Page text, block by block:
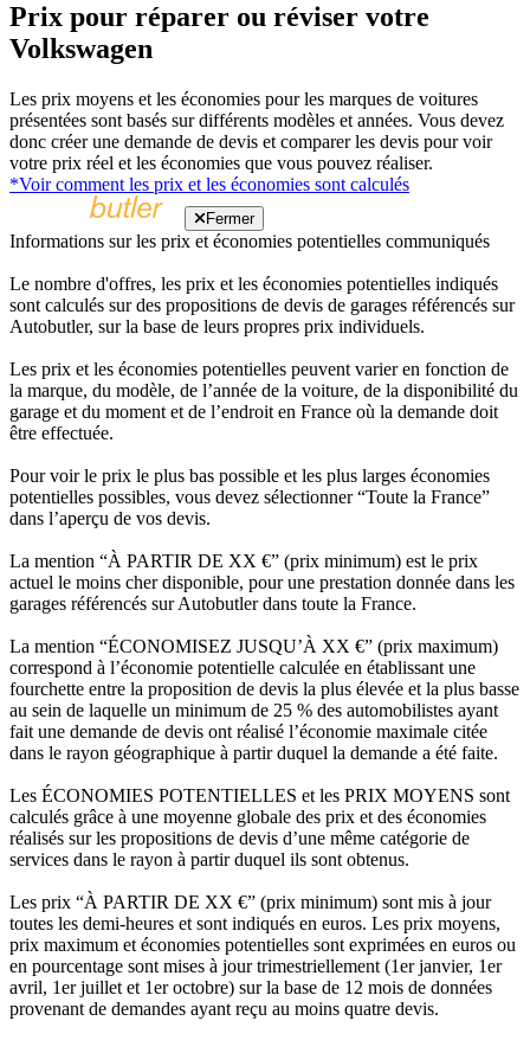
Prix pour réparer ou réviser votre
Volkswagen
Les prix moyens et les économies pour les marques de voitures
présentées sont basés sur différents modèles et années. Vous devez
donc créer une demande de devis et comparer les devis pour voir
votre prix réel et les économies que vous pouvez réaliser.
*Voir comment les prix et les économies sont calculés
Fermer
Informations sur les prix et économies potentielles communiqués
Le nombre d'offres, les prix et les économies potentielles indiqués
sont calculés sur des propositions de devis de garages référencés sur
Autobutler, sur la base de leurs propres prix individuels.
Les prix et les économies potentielles peuvent varier en fonction de
la marque, du modèle, de l’année de la voiture, de la disponibilité du
garage et du moment et de l’endroit en France où la demande doit
être effectuée.
Pour voir le prix le plus bas possible et les plus larges économies
potentielles possibles, vous devez sélectionner “Toute la France”
dans l’aperçu de vos devis.
La mention “À PARTIR DE XX €” (prix minimum) est le prix
actuel le moins cher disponible, pour une prestation donnée dans les
garages référencés sur Autobutler dans toute la France.
La mention “ÉCONOMISEZ JUSQU’À XX €” (prix maximum)
correspond à l’économie potentielle calculée en établissant une
fourchette entre la proposition de devis la plus élevée et la plus basse
au sein de laquelle un minimum de 25 % des automobilistes ayant
fait une demande de devis ont réalisé l’économie maximale citée
dans le rayon géographique à partir duquel la demande a été faite.
Les ÉCONOMIES POTENTIELLES et les PRIX MOYENS sont
calculés grâce à une moyenne globale des prix et des économies
réalisés sur les propositions de devis d’une même catégorie de
services dans le rayon à partir duquel ils sont obtenus.
Les prix “À PARTIR DE XX €” (prix minimum) sont mis à jour
toutes les demi-heures et sont indiqués en euros. Les prix moyens,
prix maximum et économies potentielles sont exprimées en euros ou
en pourcentage sont mises à jour trimestriellement (1er janvier, 1er
avril, 1er juillet et 1er octobre) sur la base de 12 mois de données
provenant de demandes ayant reçu au moins quatre devis.